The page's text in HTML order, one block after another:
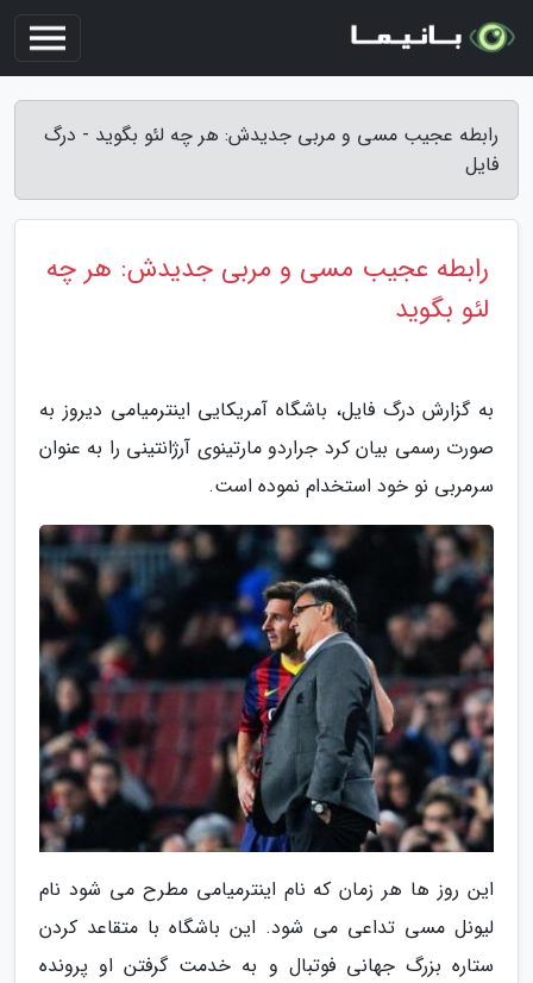
رابطه عجیب مسی و مربی جدیدش: هر چه لئو بگوید - درگ
فایل
رابطه عجیب مسی و مربی جدیدش: هر چه
لئو بگوید
به گزارش درگ فایل، باشگاه آمریکایی اینترمیامی دیروز به
صورت رسمی بیان کرد جراردو مارتینوی آرژانتینی را به عنوان
سرمربی نو خود استخدام نموده است.
این روز ها هر زمان که نام اینترمیامی مطرح می شود نام
لیونل مسی تداعی می شود. این باشگاه با متقاعد کردن
ستاره بزرگ جهانی فوتبال و به خدمت گرفتن او پرونده